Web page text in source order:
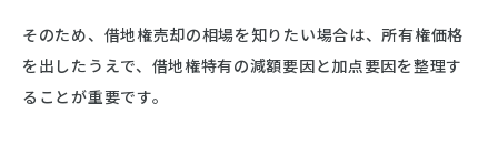
そのため、借地権売却の相場を知りたい場合は、所有権価格
を出したうえで、借地権特有の減額要因と加点要因を整理す
ることが重要です。